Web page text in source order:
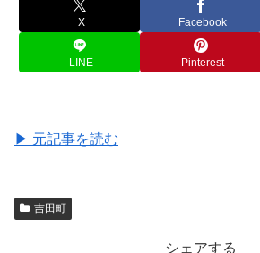
X Facebook
LINE Pinterest
▶ 元記事を読む
吉田町
シェアする